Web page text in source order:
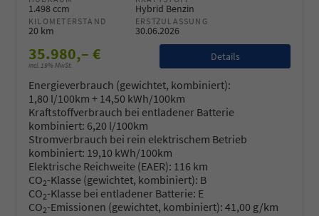
1.498 ccm Hybrid Benzin
KILOMETERSTAND
20 km
ERSTZULASSUNG
30.06.2026
35.980,– €
incl. 19% MwSt.
Details
Energieverbrauch (gewichtet, kombiniert):
1,80 l/100km + 14,50 kWh/100km
Kraftstoffverbrauch bei entladener Batterie
kombiniert: 6,20 l/100km
Stromverbrauch bei rein elektrischem Betrieb
kombiniert: 19,10 kWh/100km
Elektrische Reichweite (EAER): 116 km
CO2-Klasse (gewichtet, kombiniert): B
CO2-Klasse bei entladener Batterie: E
CO2-Emissionen (gewichtet, kombiniert): 41,00 g/km